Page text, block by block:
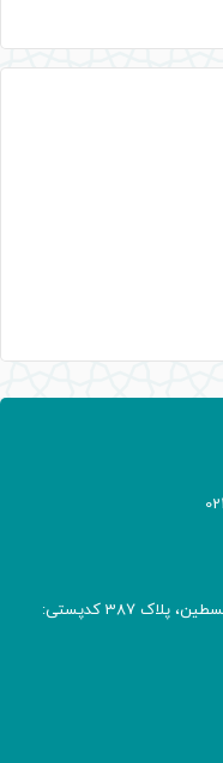
آدرس: پسـتی تهران، خیابان طالقانی، میدان فلسطین، پلاک 387 کدپستی: